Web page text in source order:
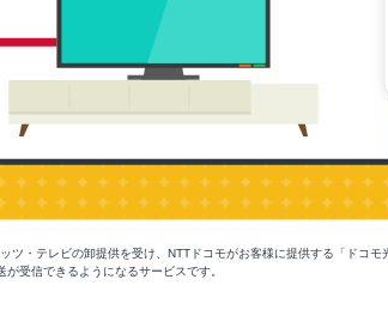
ツ・テレビの卸提供を受け、NTTドコモがお客様に提供する「ドコ
受信できるようになるサービスです。